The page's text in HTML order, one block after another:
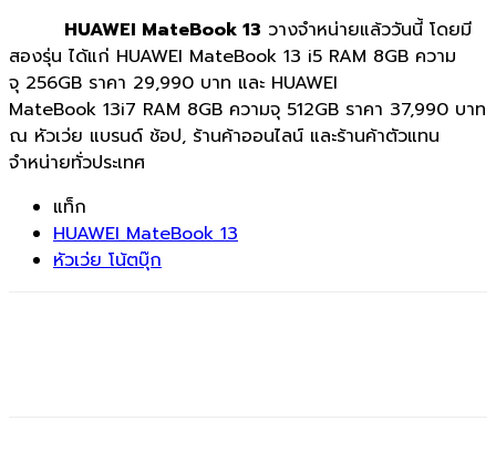
HUAWEI MateBook 13 วางจำหน่ายแล้ววันนี้ โดยมี
สองรุ่น ได้แก่ HUAWEI MateBook 13 i5 RAM 8GB ความ
จุ 256GB ราคา 29,990 บาท และ HUAWEI
MateBook 13i7 RAM 8GB ความจุ 512GB ราคา 37,990 บาท
ณ หัวเว่ย แบรนด์ ช้อป, ร้านค้าออนไลน์ และร้านค้าตัวแทน
จำหน่ายทั่วประเทศ
แท็ก
HUAWEI MateBook 13
หัวเว่ย โน้ตบุ๊ก